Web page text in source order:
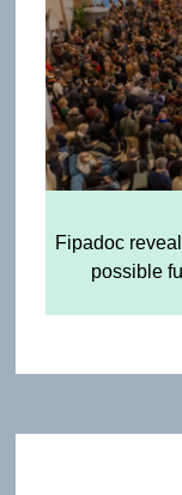
Fipadoc
possible